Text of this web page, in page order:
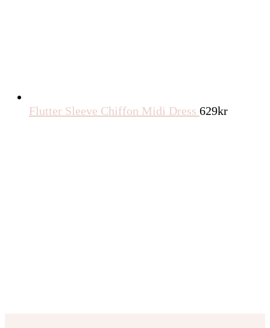
Flutter Sleeve Chiffon Midi Dress 629kr